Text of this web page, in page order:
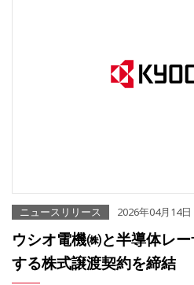
ニュースリリース 2026年04月14日
ウシオ電機㈱と半導体レ
する株式譲渡契約を締結